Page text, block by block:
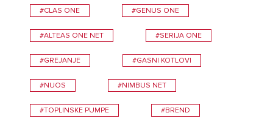
#CLAS ONE #GENUS ONE
#ALTEAS ONE NET #SERIJA ONE
#GREJANJE #GASNI KOTLOVI
#NUOS #NIMBUS NET
#TOPLINSKE PUMPE #BREND